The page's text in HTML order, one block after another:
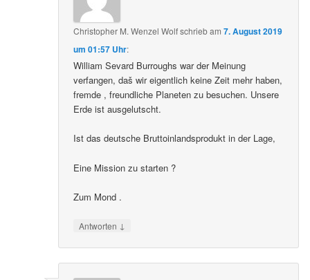
Christopher M. Wenzel Wolfschriebam7. August 2019
um 01:57 Uhr:
William Sevard Burroughs war der Meinung
verfangen, daš wir eigentlich keine Zeit mehr haben,
fremde , freundliche Planeten zu besuchen. Unsere
Erde ist ausgelutscht.
Ist das deutsche Bruttoinlandsprodukt in der Lage,
Eine Mission zu starten ?
Zum Mond .
Antworten ↓